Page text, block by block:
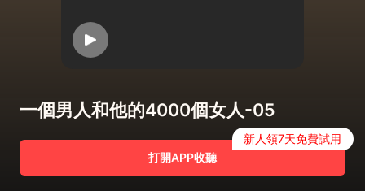
一個男人和他的4000個女人-05
打開APP收聽
新人領7天免費試用